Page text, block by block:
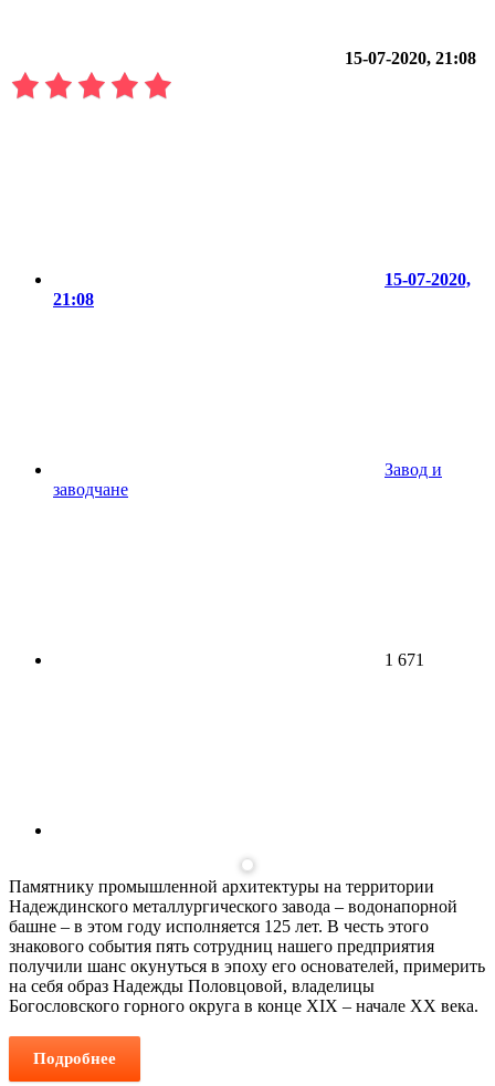
15-07-2020, 21:08
15-07-2020,
21:08
Завод и
заводчане
1 671
Памятнику промышленной архитектуры на территории
Надеждинского металлургического завода – водонапорной
башне – в этом году исполняется 125 лет. В честь этого
знакового события пять сотрудниц нашего предприятия
получили шанс окунуться в эпоху его основателей, примерить
на себя образ Надежды Половцовой, владелицы
Богословского горного округа в конце XIX – начале ХХ века.
Подробнее